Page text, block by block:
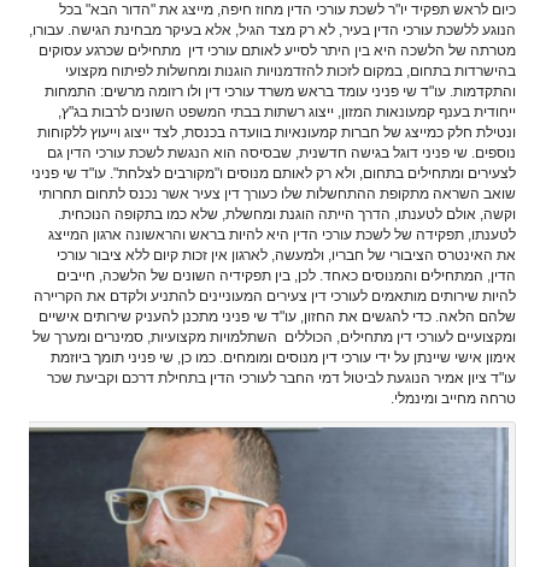
כיום לראש תפקיד יו"ר לשכת עורכי הדין מחוז חיפה, מייצג את "הדור הבא" בכל
הנוגע ללשכת עורכי הדין בעיר, לא רק מצד הגיל, אלא בעיקר מבחינת הגישה. עבורו,
מטרתה של הלשכה היא בין היתר לסייע לאותם עורכי דין מתחילים שכרגע עסוקים
בהישרדות בתחום, במקום לזכות להזדמנויות הוגנות ומחשלות לפיתוח מקצועי
והתקדמות. עו"ד שי פניני עומד בראש משרד עורכי דין ולו רזומה מרשים: התמחות
ייחודית בענף קמעונאות המזון, ייצוג רשתות בבתי המשפט השונים לרבות בג"ץ,
ונטילת חלק כמייצג של חברות קמעונאיות בוועדה בכנסת, לצד ייצוג וייעוץ ללקוחות
נוספים. שי פניני דוגל בגישה חדשנית, שבסיסה הוא הנגשת לשכת עורכי הדין גם
לצעירים ומתחילים בתחום, ולא רק לאותם מנוסים ו"מקורבים לצלחת". עו"ד שי פניני
שואב השראה מתקופת ההתחשלות שלו כעורך דין צעיר אשר נכנס לתחום תחרותי
וקשה, אולם לטענתו, הדרך הייתה הוגנת ומחשלת, שלא כמו בתקופה הנוכחית.
לטענתו, תפקידה של לשכת עורכי הדין היא להיות בראש והראשונה ארגון המייצג
את האינטרס הציבורי של חבריו, ולמעשה, לארגון אין זכות קיום ללא ציבור עורכי
הדין, המתחילים והמנוסים כאחד. לכן, בין תפקידיה השונים של הלשכה, חייבים
להיות שירותים מותאמים לעורכי דין צעירים המעוניינים להתניע ולקדם את הקריירה
שלהם הלאה. כדי להגשים את החזון, עו"ד שי פניני מתכנן להעניק שירותים אישיים
ומקצועיים לעורכי דין מתחילים, הכוללים השתלמויות מקצועיות, סמינרים ומערך של
אימון אישי שיינתן על ידי עורכי דין מנוסים ומומחים. כמו כן, שי פניני תומך ביוזמת
עו"ד ציון אמיר הנוגעת לביטול דמי החבר לעורכי הדין בתחילת דרכם וקביעת שכר
טרחה מחייב ומינמלי.